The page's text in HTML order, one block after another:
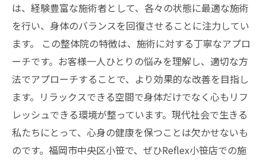
は、経験豊富な施術者として、各々の状態に最適な施術
を行い、身体のバランスを回復させることに注力してい
ます。 この整体院の特徴は、施術に対する丁寧なアプロ
ーチです。お客様一人ひとりの悩みを理解し、適切な方
法でアプローチすることで、より効果的な改善を目指し
ます。リラックスできる空間で身体だけでなく心もリフ
レッシュできる環境が整っています。現代社会で生きる
私たちにとって、心身の健康を保つことは欠かせないも
のです。福岡市中央区小笹で、ぜひReflex小笹店での施